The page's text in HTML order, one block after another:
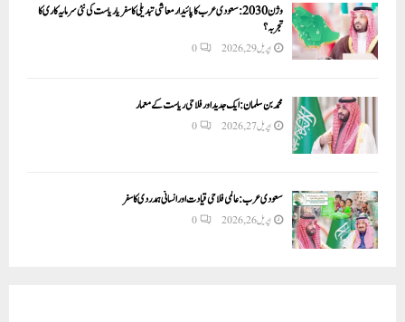
وژن 2030:سعودی عرب کا پائیدار معاشی تبدیلی کا سفر یا ریاست کی نئی سرمایہ کاری کا
تجربہ؟
اپریل 29, 2026 0
محمد بن سلمان: ایک جدید اور فلاحی ریاست کے معمار
اپریل 27, 2026 0
سعودی عرب: عالمی فلاحی قیادت اور انسانی ہمدردی کا سفر
اپریل 26, 2026 0